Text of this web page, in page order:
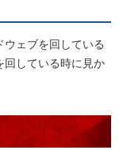
ェブを回している
回している時に見か